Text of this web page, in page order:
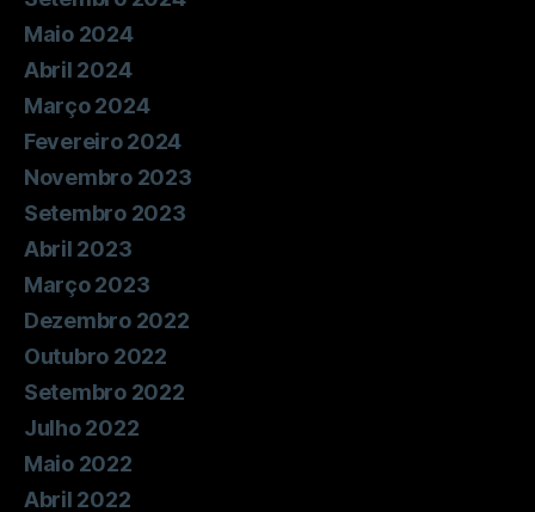
Maio 2024
Abril 2024
Março 2024
Fevereiro 2024
Novembro 2023
Setembro 2023
Abril 2023
Março 2023
Dezembro 2022
Outubro 2022
Setembro 2022
Julho 2022
Maio 2022
Abril 2022